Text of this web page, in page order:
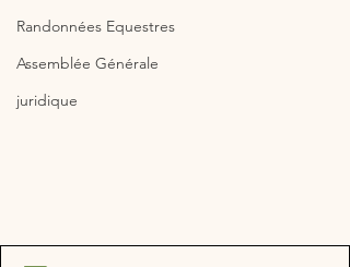
Randonnées Equestres
Assemblée Générale
juridique